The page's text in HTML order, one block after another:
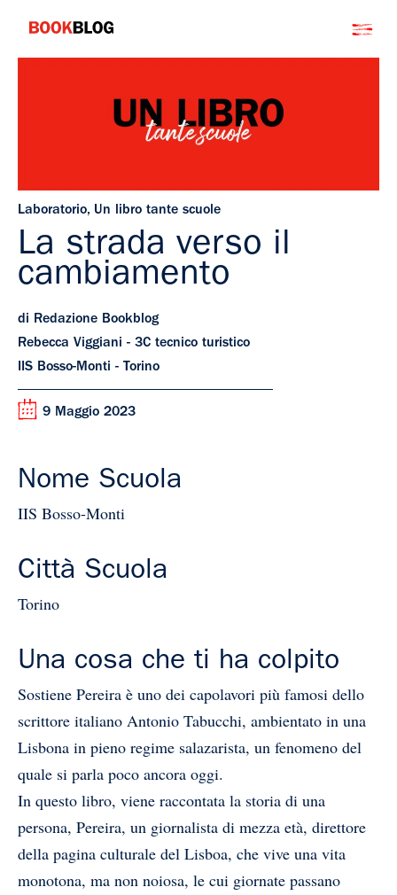
contenuto
Bookblog
Laboratorio, Un libro tante scuole
La strada verso il
cambiamento
di Redazione Bookblog
Rebecca Viggiani - 3C tecnico turistico
IIS Bosso-Monti - Torino
9 Maggio 2023
Nome Scuola
IIS Bosso-Monti
Città Scuola
Torino
Una cosa che ti ha colpito
Sostiene Pereira è uno dei capolavori più famosi dello
scrittore italiano Antonio Tabucchi, ambientato in una
Lisbona in pieno regime salazarista, un fenomeno del
quale si parla poco ancora oggi.
In questo libro, viene raccontata la storia di una
persona, Pereira, un giornalista di mezza età, direttore
della pagina culturale del Lisboa, che vive una vita
monotona, ma non noiosa, le cui giornate passano